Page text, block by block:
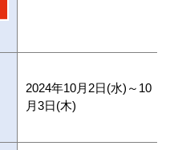
2024年10月2日(水)～10
月3日(木)